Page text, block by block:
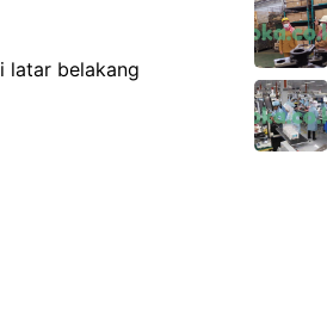
latar belakang